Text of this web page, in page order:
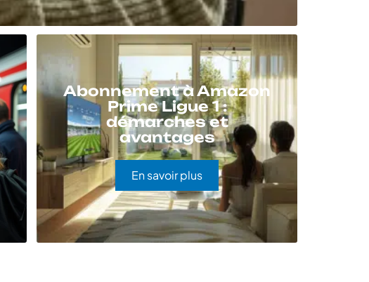
Abonnement à Amazon
Prime Ligue 1 :
démarches et
avantages
En savoir plus